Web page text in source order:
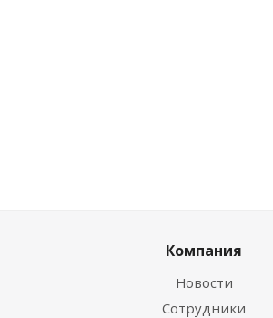
Компания
Новости
Сотрудники